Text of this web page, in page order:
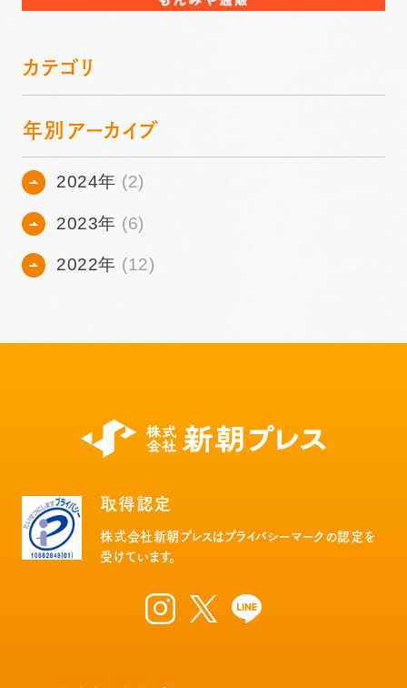
カテゴリ
年別アーカイブ
2024年 (2)
2023年 (6)
2022年 (12)
取得認定
株式会社新朝プレスはプライバシーマークの認定を
受けています。